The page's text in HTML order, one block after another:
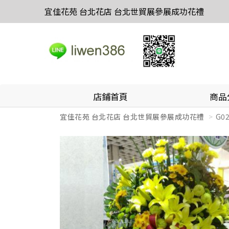
宜佳花苑 台北花店 台北世貿展參展成功花禮
店鋪首頁 商
宜佳花苑 台北花店 台北世貿展參展成功花禮